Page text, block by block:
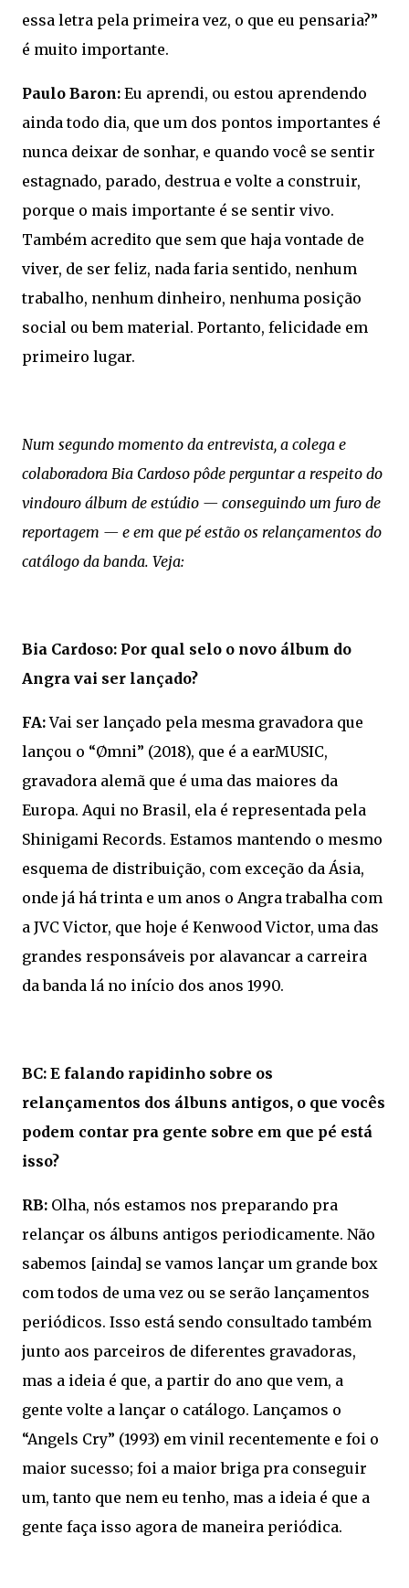
essa letra pela primeira vez, o que eu pensaria?”
é muito importante.
Paulo Baron: Eu aprendi, ou estou aprendendo
ainda todo dia, que um dos pontos importantes é
nunca deixar de sonhar, e quando você se sentir
estagnado, parado, destrua e volte a construir,
porque o mais importante é se sentir vivo.
Também acredito que sem que haja vontade de
viver, de ser feliz, nada faria sentido, nenhum
trabalho, nenhum dinheiro, nenhuma posição
social ou bem material. Portanto, felicidade em
primeiro lugar.
Num segundo momento da entrevista, a colega e
colaboradora Bia Cardoso pôde perguntar a respeito do
vindouro álbum de estúdio — conseguindo um furo de
reportagem — e em que pé estão os relançamentos do
catálogo da banda. Veja:
Bia Cardoso: Por qual selo o novo álbum do
Angra vai ser lançado?
FA:Vai ser lançado pela mesma gravadora que
lançou o “Ømni” (2018), que é a earMUSIC,
gravadora alemã que é uma das maiores da
Europa. Aqui no Brasil, ela é representada pela
Shinigami Records. Estamos mantendo o mesmo
esquema de distribuição, com exceção da Ásia,
onde já há trinta e um anos o Angra trabalha com
a JVC Victor, que hoje é Kenwood Victor, uma das
grandes responsáveis por alavancar a carreira
da banda lá no início dos anos 1990.
BC: E falando rapidinho sobre os
relançamentos dos álbuns antigos, o que vocês
podem contar pra gente sobre em que pé está
isso?
RB: Olha, nós estamos nos preparando pra
relançar os álbuns antigos periodicamente. Não
sabemos [ainda] se vamos lançar um grande box
com todos de uma vez ou se serão lançamentos
periódicos. Isso está sendo consultado também
junto aos parceiros de diferentes gravadoras,
mas a ideia é que, a partir do ano que vem, a
gente volte a lançar o catálogo. Lançamos o
“Angels Cry” (1993) em vinil recentemente e foi o
maior sucesso; foi a maior briga pra conseguir
um, tanto que nem eu tenho, mas a ideia é que a
gente faça isso agora de maneira periódica.